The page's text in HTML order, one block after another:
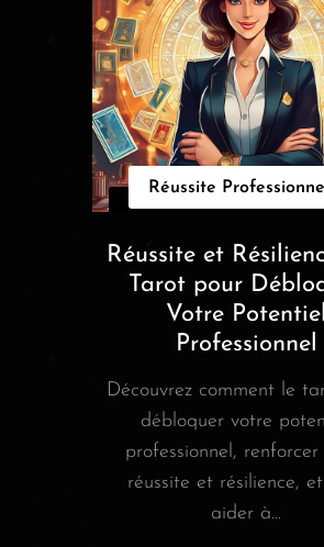
Réussite
Réussite et
Tarot pour
Votre Potentiel
Professionnel
Découvrez comment le
débloquer votre
professionnel, renforcer
réussite et résilience,
aider à...